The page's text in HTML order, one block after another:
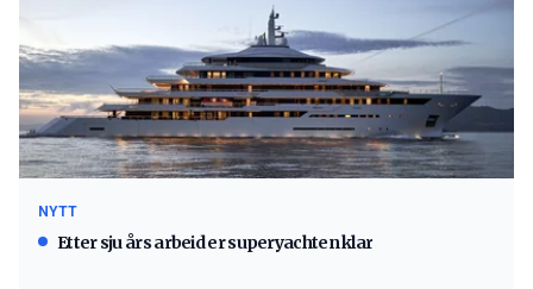
NYTT
Etter sju års arbeid er superyachten klar